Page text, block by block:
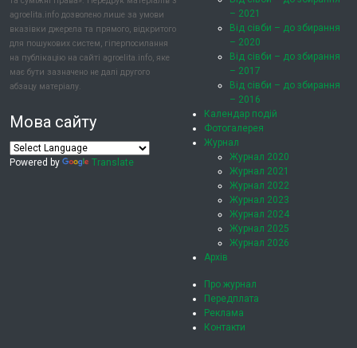
agroelita.info дозволено лише за умови
вказівки джерела та прямого, відкритого
для пошукових систем, гіперпосилання
на публікацію на сайті agroelita.info, яке
має бути зазначено не далі другого
абзацу матеріалу.
Мова сайту
Powered by Translate
– 2021
Від сівби – до збирання
– 2020
Від сівби – до збирання
– 2017
Від сівби – до збирання
– 2016
Календар подій
Фотогалерея
Журнал
Журнал 2020
Журнал 2021
Журнал 2022
Журнал 2023
Журнал 2024
Журнал 2025
Журнал 2026
Архів
Про журнал
Передплата
Реклама
Контакти